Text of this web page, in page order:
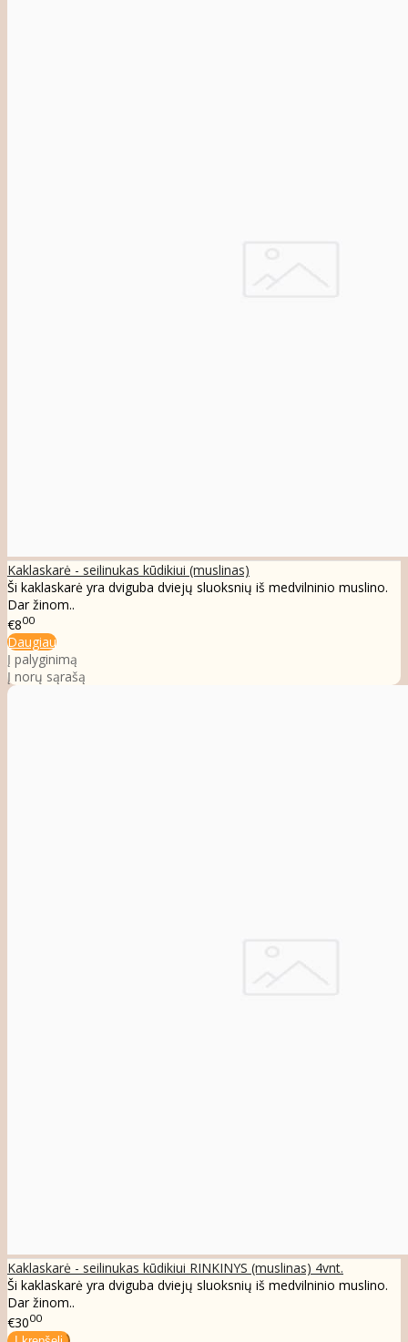
Kaklaskarė - seilinukas kūdikiui (muslinas)
Ši kaklaskarė yra dviguba dviejų sluoksnių iš medvilninio muslino.
Dar žinom..
€800
Daugiau
Į palyginimą
Į norų sąrašą
Kaklaskarė - seilinukas kūdikiui RINKINYS (muslinas) 4vnt.
Ši kaklaskarė yra dviguba dviejų sluoksnių iš medvilninio muslino.
Dar žinom..
€3000